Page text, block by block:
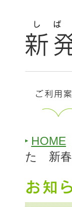
HOME
た 新春